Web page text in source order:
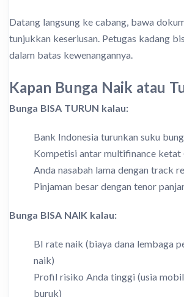
Datang langsung ke cabang, bawa
tunjukkan keseriusan. Petugas kadang
dalam batas kewenangannya.
Kapan Bunga Naik atau
Bunga BISA TURUN kalau:
Bank Indonesia turunkan suku
Kompetisi antar multifinance ketat
Anda nasabah lama dengan track
Pinjaman besar dengan tenor
Bunga BISA NAIK kalau:
BI rate naik (biaya dana lembaga
naik)
Profil risiko Anda tinggi (usia
buruk)